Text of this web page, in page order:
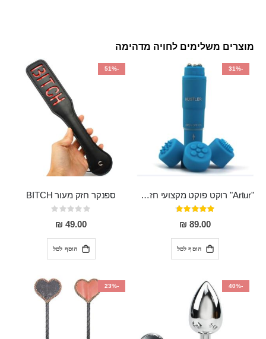
מוצרים משלימים לחויה מדהימה
-31%
"Artur" רוקט פוקט מקצועי חזק במיוחד
דירוג:
95%
89.00 ₪
הוסף לסל
-51%
ספנקר חזק מעור BITCH
Rating:
0%
49.00 ₪
הוסף לסל
-40%
-23%